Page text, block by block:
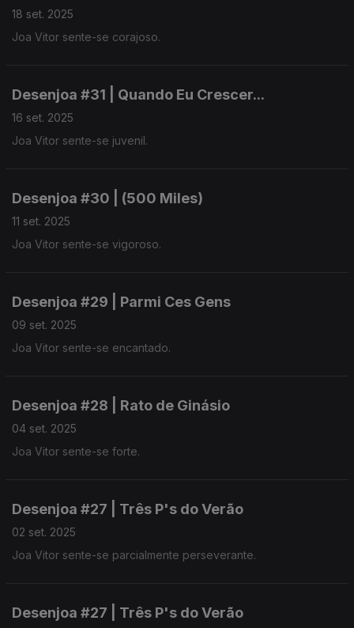
18 set. 2025
Joa Vitor sente-se corajoso.
Desenjoa #31 | Quando Eu Crescer...
16 set. 2025
Joa Vitor sente-se juvenil.
Desenjoa #30 | (500 Miles)
11 set. 2025
Joa Vitor sente-se vigoroso.
Desenjoa #29 | Parmi Ces Gens
09 set. 2025
Joa Vitor sente-se encantado.
Desenjoa #28 | Rato de Ginásio
04 set. 2025
Joa Vitor sente-se forte.
Desenjoa #27 | Três P's do Verão
02 set. 2025
Joa Vitor sente-se parcialmente perseverante.
Desenjoa #27 | Três P's do Verão